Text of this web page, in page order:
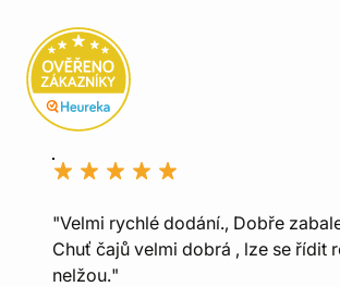
"Velmi rychlé dodání., Dobře
Chuť čajů velmi dobrá , lze se řídit
nelžou."